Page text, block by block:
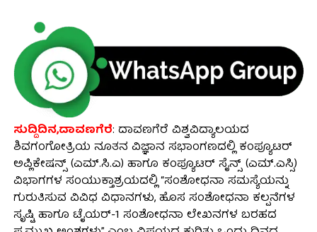
ಸುದ್ದಿದಿನ,ದಾವಣಗೆರೆ: ದಾವಣಗೆರೆ ವಿಶ್ವವಿದ್ಯಾಲಯದ
ಶಿವಗಂಗೋತ್ರಿಯ ನೂತನ ವಿಜ್ಞಾನ ಸಭಾಂಗಣದಲ್ಲಿ ಕಂಪ್ಯೂಟರ್
ಅಪ್ಲಿಕೇಷನ್ಸ್ (ಎಮ್.ಸಿ.ಎ) ಹಾಗೂ ಕಂಪ್ಯೂಟರ್ ಸೈನ್ಸ್ (ಎಮ್.ಎಸ್ಸಿ)
ವಿಭಾಗಗಳ ಸಂಯುಕ್ತಾಶ್ರಯದಲ್ಲಿ “ಸಂಶೋಧನಾ ಸಮಸ್ಯೆಯನ್ನು
ಗುರುತಿಸುವ ವಿವಿಧ ವಿಧಾನಗಳು, ಹೊಸ ಸಂಶೋಧನಾ ಕಲ್ಪನೆಗಳ
ಸೃಷ್ಟಿ ಹಾಗೂ ಟೈಯರ್-1 ಸಂಶೋಧನಾ ಲೇಖನಗಳ ಬರಹದ